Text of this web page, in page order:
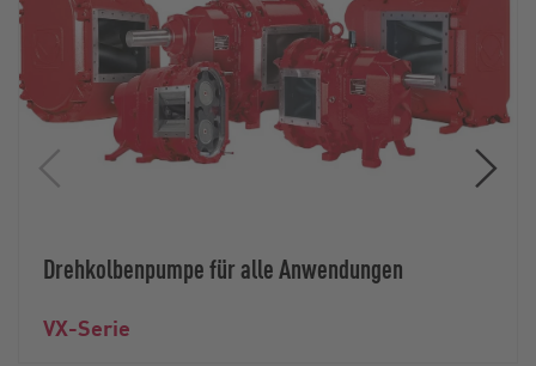
Drehkolbenpumpe für alle Anwendungen
VX-Serie